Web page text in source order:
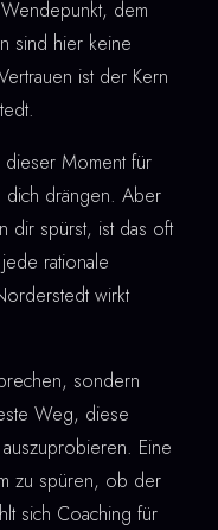
dem
sind hier keine
ist der Kern
Moment für
dich drängen. Aber
dir spürst, ist das oft
rationale
wirkt
sondern
Weg, diese
Eine
zu spüren, ob der
sich Coaching für